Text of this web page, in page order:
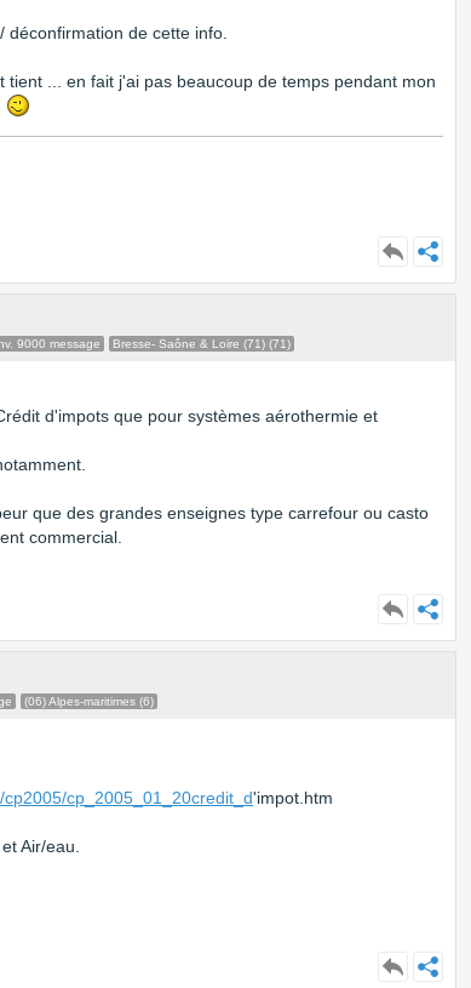
de cette info.
tient ... en fait j'ai pas beaucoup de temps pendant mon
9000 message Bresse- Saône & Loire (71) (71)
d'impots que pour systèmes aérothermie et
que des grandes enseignes type carrefour ou casto
commercial.
(06) Alpes-maritimes (6)
cp_2005_01_20credit_d'impot.htm
Air/eau.